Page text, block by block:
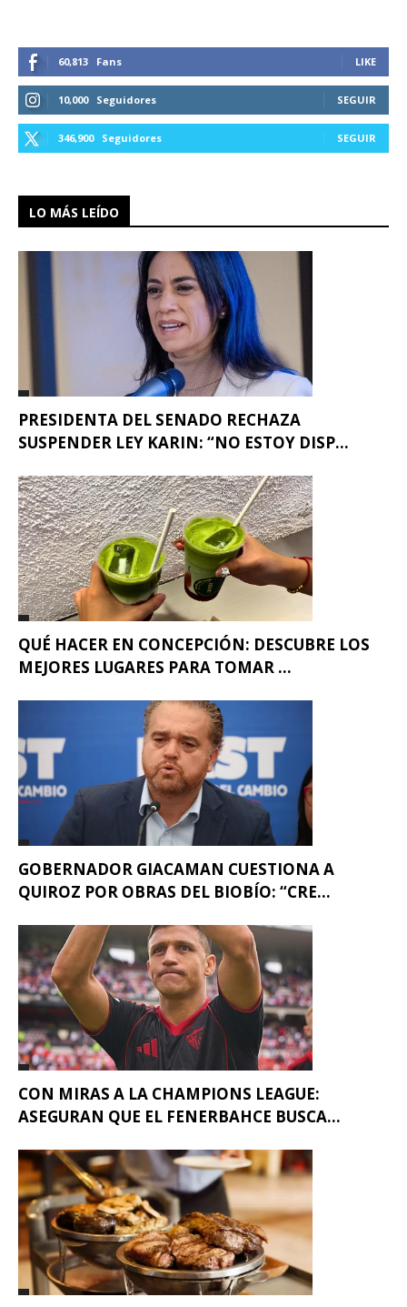
60,813 Fans LIKE
10,000 Seguidores SEGUIR
346,900 Seguidores SEGUIR
LO MÁS LEÍDO
PRESIDENTA DEL SENADO RECHAZA
SUSPENDER LEY KARIN: “NO ESTOY DISP...
QUÉ HACER EN CONCEPCIÓN: DESCUBRE LOS
MEJORES LUGARES PARA TOMAR ...
GOBERNADOR GIACAMAN CUESTIONA A
QUIROZ POR OBRAS DEL BIOBÍO: “CRE...
CON MIRAS A LA CHAMPIONS LEAGUE:
ASEGURAN QUE EL FENERBAHCE BUSCA...